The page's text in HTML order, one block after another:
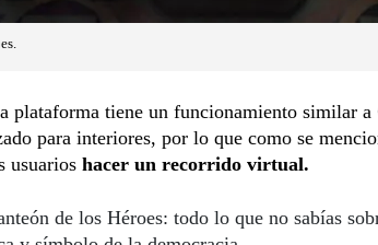
plataforma tiene un funcionamiento similar a
para interiores, por lo que como se
usuarios hacer un recorrido virtual.
de los Héroes: todo lo que no sabías